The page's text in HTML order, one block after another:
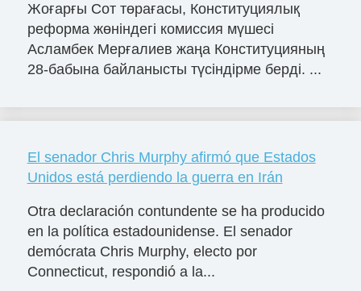
Жоғарғы Сот төрағасы, Конституциялық
реформа жөніндегі комиссия мүшесі
Асламбек Мерғалиев жаңа Конституцияның
28-бабына байланысты түсіндірме берді. ...
El senador Chris Murphy afirmó que Estados
Unidos está perdiendo la guerra en Irán
Otra declaración contundente se ha producido
en la política estadounidense. El senador
demócrata Chris Murphy, electo por
Connecticut, respondió a la...